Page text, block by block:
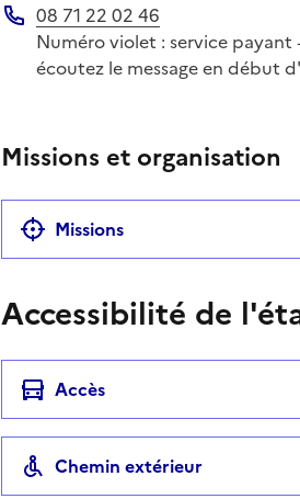
Téléphone
08 71 22 02 46
Numéro violet : service
écoutez le message en début
Missions et organisation
Missions
Accessibilité de
Accès
Chemin extérieur